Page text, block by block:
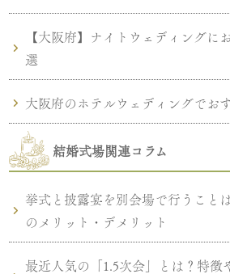
【大阪府】ナイトウェディングに
選
大阪府のホテルウェディングでお
結婚式場関連コラム
挙式と披露宴を別会場で行うこと
のメリット・デメリット
最近人気の「1.5次会」とは？特徴